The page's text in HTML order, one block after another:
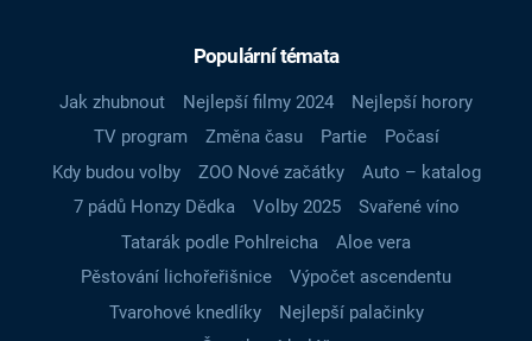
Populární témata
Jak zhubnout Nejlepší filmy 2024
Nejlepší horory
TV program
Změna času Partie
Počasí
Kdy budou volby
ZOO Nové začátky
Auto – katalog
7 pádů Honzy Dědka
Volby 2025
Svařené víno
Tatarák podle Pohlreicha
Aloe vera
Pěstování lichořeřišnice
Výpočet ascendentu
Tvarohové knedlíky
Nejlepší palačinky